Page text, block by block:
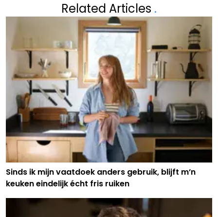
Related Articles .
Sinds ik mijn vaatdoek anders gebruik, blijft m’n
keuken eindelijk écht fris ruiken